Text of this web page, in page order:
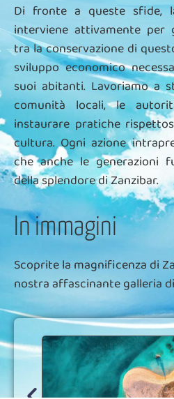
Di fronte a queste sfide,
interviene attivamente per
tra la conservazione di
sviluppo economico
suoi abitanti. Lavoriamo a
comunità locali, le
instaurare pratiche
cultura. Ogni azione
che anche le generazioni
della splendore di Zanzibar.
In immagini
Scoprite la magnificenza di
nostra affascinante galleria